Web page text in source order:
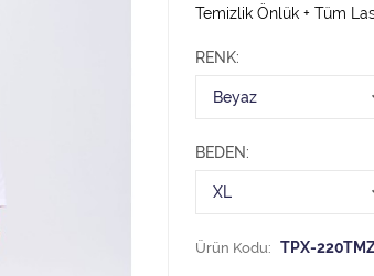
Temizlik Önlük + Tüm
RENK
BEDEN
Ürün Kodu: TPX-